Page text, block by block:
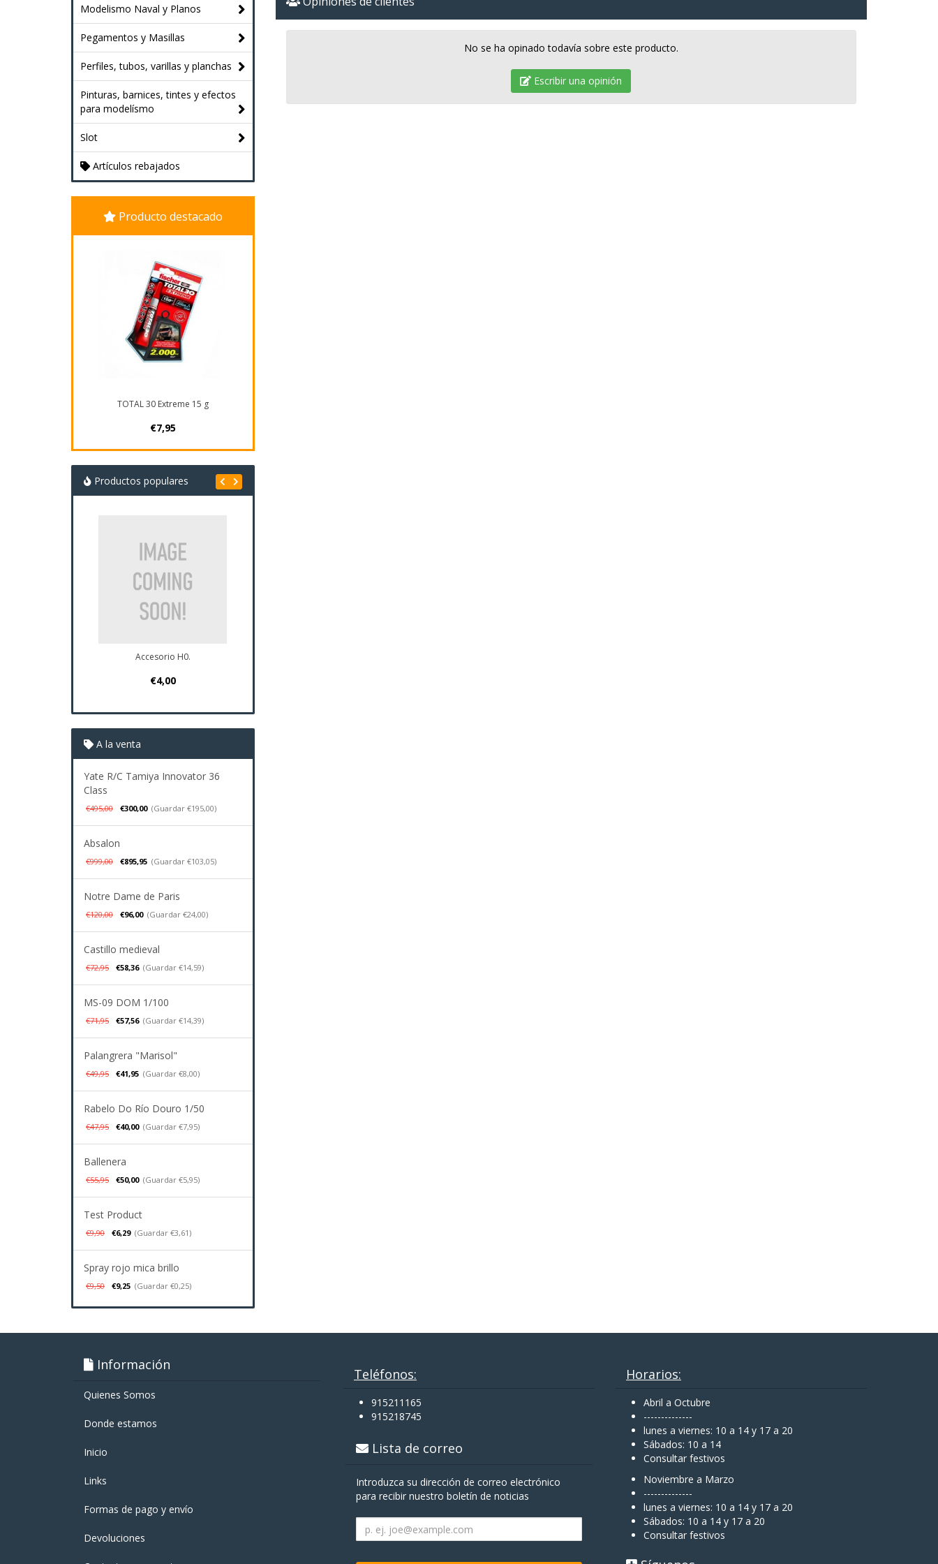
Modelismo Naval y Planos
Pegamentos y Masillas
Perfiles, tubos, varillas y planchas
Pinturas, barnices, tintes y efectos
para modelísmo
Slot
Artículos rebajados
Producto destacado
TOTAL 30 Extreme 15 g
€7,95
Productos populares
Accesorio H0.
€4,00
A la venta
Yate R/C Tamiya Innovator 36
Class
€495,00 €300,00 (Guardar €195,00)
Absalon
€999,00 €895,95 (Guardar €103,05)
Notre Dame de Paris
€120,00 €96,00 (Guardar €24,00)
Castillo medieval
€72,95 €58,36 (Guardar €14,59)
MS-09 DOM 1/100
€71,95 €57,56 (Guardar €14,39)
Palangrera "Marisol"
€49,95 €41,95 (Guardar €8,00)
Rabelo Do Río Douro 1/50
€47,95 €40,00 (Guardar €7,95)
Ballenera
€55,95 €50,00 (Guardar €5,95)
Test Product
€9,90 €6,29 (Guardar €3,61)
Spray rojo mica brillo
€9,50 €9,25 (Guardar €0,25)
No se ha opinado todavía sobre este producto.
Escribir una opinión
Información
Quienes Somos
Donde estamos
Inicio
Links
Formas de pago y enví­o
Devoluciones
Teléfonos:
915211165
915218745
Lista de correo
Introduzca su dirección de correo electrónico
para recibir nuestro boletín de noticias
Horarios:
Abril a Octubre
--------------
lunes a viernes: 10 a 14 y 17 a 20
Sábados: 10 a 14
Consultar festivos
Noviembre a Marzo
--------------
lunes a viernes: 10 a 14 y 17 a 20
Sábados: 10 a 14 y 17 a 20
Consultar festivos